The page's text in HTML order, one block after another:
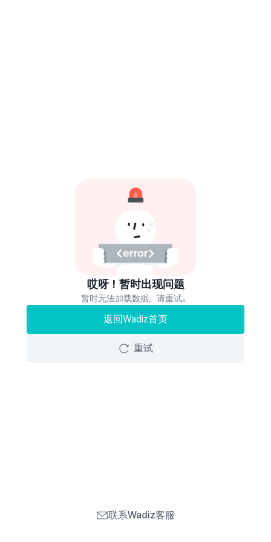
哎呀！暂时出现问题
暂时无法加载数据，请重试。
返回Wadiz首页
重试
联系Wadiz客服